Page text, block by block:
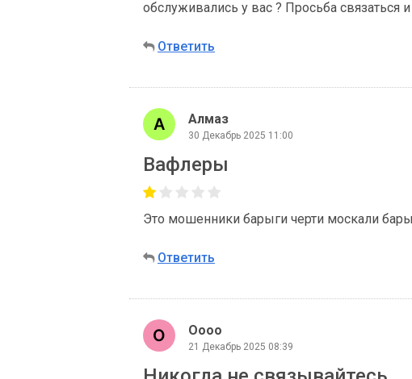
обслуживались у вас ? Просьба связаться
Ответить
Алмаз
30 Декабрь 2025 11:00
Вафлеры
Это мошенники барыги черти москали
Ответить
Оооо
21 Декабрь 2025 08:39